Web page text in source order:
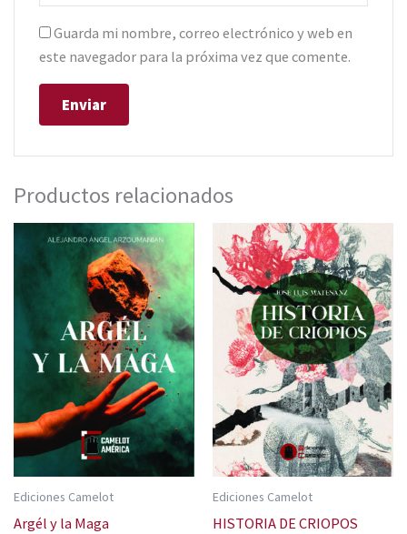
Guarda mi nombre, correo electrónico y web en
este navegador para la próxima vez que comente.
Productos relacionados
Ediciones Camelot
Argél y la Maga
Ediciones Camelot
HISTORIA DE CRIOPOS